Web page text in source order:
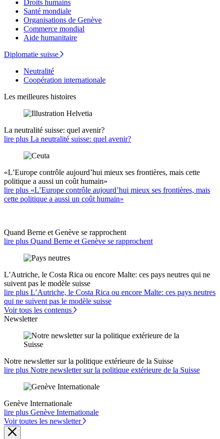
Droits humains
Santé mondiale
Organisations de Genève
Commerce mondial
Aide humanitaire
Diplomatie suisse
Neutralité
Coopération internationale
Les meilleures histoires
La neutralité suisse: quel avenir?
lire plus La neutralité suisse: quel avenir?
«L’Europe contrôle aujourd’hui mieux ses frontières, mais cette
politique a aussi un coût humain»
lire plus «L’Europe contrôle aujourd’hui mieux ses frontières, mais
cette politique a aussi un coût humain»
Quand Berne et Genève se rapprochent
lire plus Quand Berne et Genève se rapprochent
L’Autriche, le Costa Rica ou encore Malte: ces pays neutres qui ne
suivent pas le modèle suisse
lire plus L’Autriche, le Costa Rica ou encore Malte: ces pays neutres
qui ne suivent pas le modèle suisse
Voir tous les contenus
Newsletter
Notre newsletter sur la politique extérieure de la Suisse
lire plus Notre newsletter sur la politique extérieure de la Suisse
Genève Internationale
lire plus Genève Internationale
Voir toutes les newsletter